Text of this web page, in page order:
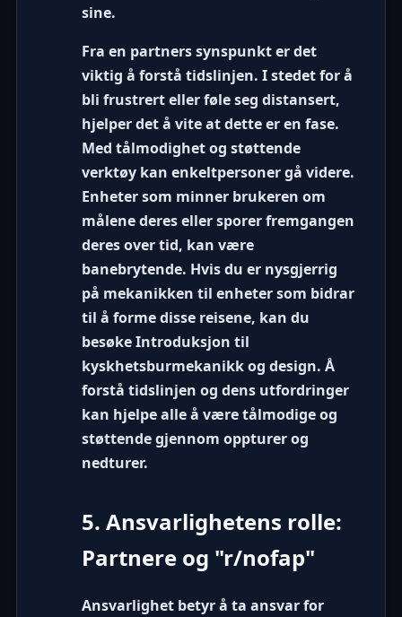
sine.
Fra en partners synspunkt er det
viktig å forstå tidslinjen. I stedet for å
bli frustrert eller føle seg distansert,
hjelper det å vite at dette er en fase.
Med tålmodighet og støttende
verktøy kan enkeltpersoner gå videre.
Enheter som minner brukeren om
målene deres eller sporer fremgangen
deres over tid, kan være
banebrytende. Hvis du er nysgjerrig
på mekanikken til enheter som bidrar
til å forme disse reisene, kan du
besøkeIntroduksjon til
kyskhetsburmekanikk og design. Å
forstå tidslinjen og dens utfordringer
kan hjelpe alle å være tålmodige og
støttende gjennom oppturer og
nedturer.
5. Ansvarlighetens rolle:
Partnere og "r/nofap"
Ansvarlighet betyr å ta ansvar for